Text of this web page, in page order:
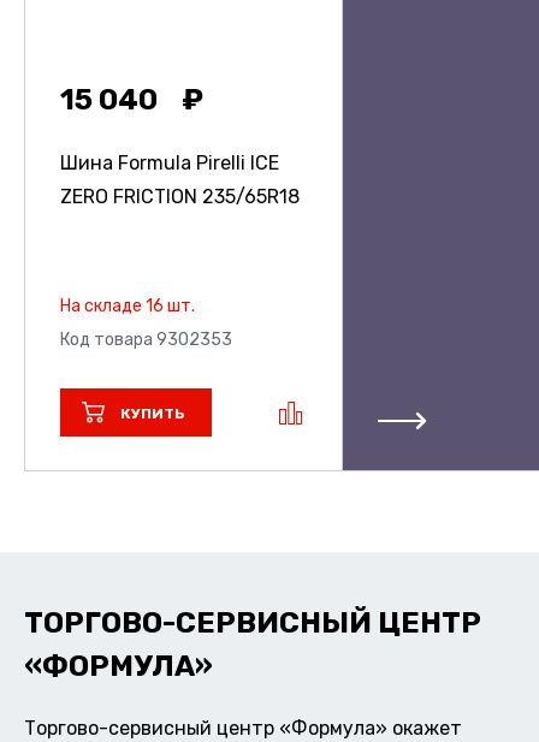
15 040
Шина Formula Pirelli ICE
ZERO FRICTION 235/65R18
На складе 16 шт.
Код товара 9302353
КУПИТЬ
ТОРГОВО-СЕРВИСНЫЙ ЦЕНТР
«ФОРМУЛА»
Торгово-сервисный центр «Формула» окажет